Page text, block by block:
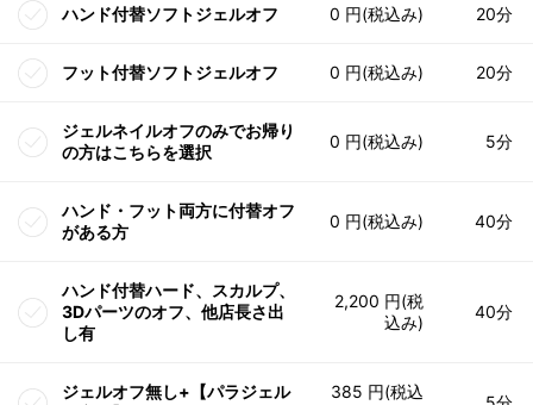
ハンド付替ソフトジェルオフ 0 円(税込み) 20分
フット付替ソフトジェルオフ 0 円(税込み) 20分
ジェルネイルオフのみでお帰り
の方はこちらを選択
0 円(税込み) 5分
ハンド・フット両方に付替オフ
がある方
0 円(税込み) 40分
ハンド付替ハード、スカルプ、
3Dパーツのオフ、他店長さ出
し有
2,200 円(税
込み)
40分
ジェルオフ無し+【パラジェル
385 円(税込